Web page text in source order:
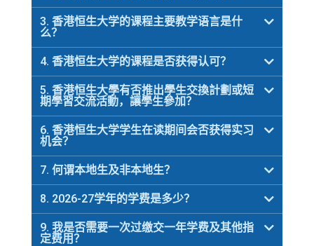
3. 香港恒生大学的课程主要教学语言是什
么？
4. 香港恒生大学的课程是否获得认可？
5. 香港恒生大學有否推出學生交換計劃或短
期學習交流活動，讓學生參加？
6. 香港恒生大学学生在读期间会否获得实习
机会？
7. 何谓本地生及非本地生？
8. 2026-27学年的学费是多少？
9. 我是否需要一次过缴交一年学费及其他指
定费用？